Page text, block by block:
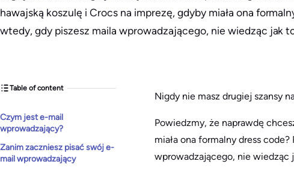
hawajską koszulę i Crocs na imprezę, gdyby miała ona
wtedy, gdy piszesz maila wprowadzającego, nie wiedząc jak
Table of content
Czym jest e-mail
wprowadzający?
Zanim zaczniesz pisać swój e-
mail wprowadzający
Nigdy nie masz drugiej szansy
Powiedzmy, że naprawdę
miała ona formalny dress
wprowadzającego, nie wiedząc